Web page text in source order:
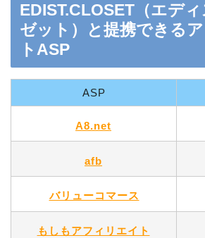
EDIST.CLOSET（エデ
ゼット）と提携できる
トASP
ASP
A8.net
afb
バリューコマース
もしもアフィリエイト